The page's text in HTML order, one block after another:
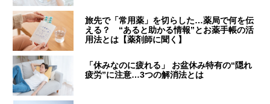
旅先で「常用薬」を切らした…薬局で何を伝
える？ “あると助かる情報”とお薬手帳の活
用法とは【薬剤師に聞く】
「休みなのに疲れる」 お盆休み特有の“隠れ
疲労”に注意…3つの解消法とは